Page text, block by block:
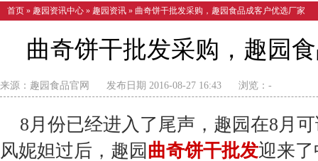
首页 » 趣园资讯中心 » 趣园资讯 » 曲奇饼干批发采购，趣园食品成客户优选厂家
曲奇饼干批发采购，趣园
来源： 趣园食品官网 发布日期 2016-08-27 16:43 浏览： -
8月份已经进入了尾声，趣园在8月
风妮妲过后，趣园 曲奇饼干批发迎来